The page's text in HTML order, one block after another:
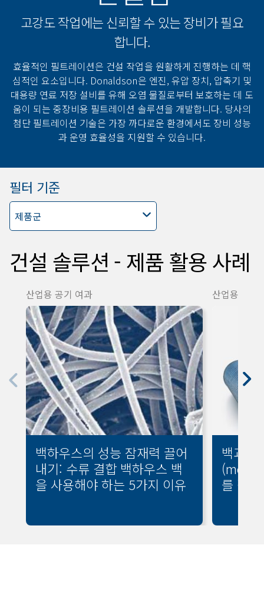
고강도 작업에는 신뢰할 수 있는 장비가 필요
합니다.
효율적인 필트레이션은 건설 작업을 원활하게 진행하는 데 핵
심적인 요소입니다. Donaldson은 엔진, 유압 장치, 압축기 및
대용량 연료 저장 설비를 유해 오염 물질로부터 보호하는 데 도
움이 되는 중장비용 필트레이션 솔루션을 개발합니다. 당사의
첨단 필트레이션 기술은 가장 까다로운 환경에서도 장비 성능
과 운영 효율성을 지원할 수 있습니다.
필터 기준
제품군
건설 솔루션 - 제품 활용 사례
산업용 공기 여과
백하우스의 성능 잠재력 끌어
내기: 수류 결합 백하우스 백
을 사용해야 하는 5가지 이유
산업용 공기
백과
를 절